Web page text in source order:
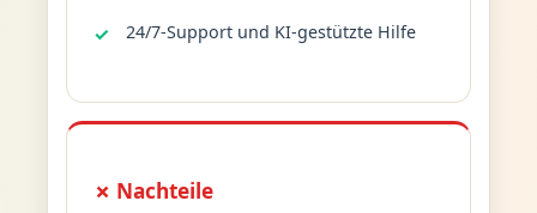
24/7-Support und KI-gestützte Hilfe
✗ Nachteile